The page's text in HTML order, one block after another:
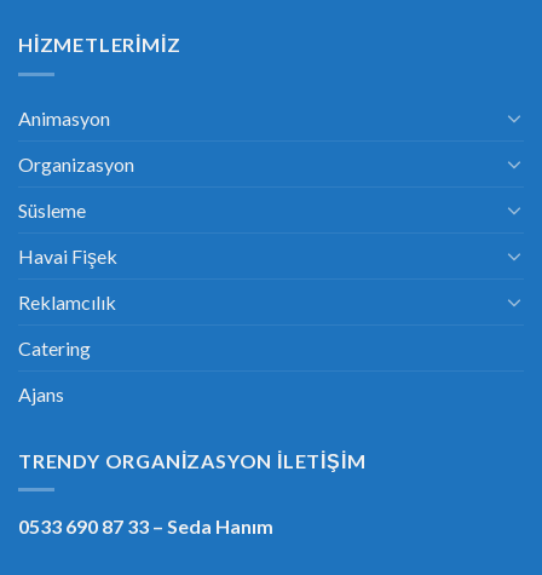
HIZMETLERIMIZ
Animasyon
Organizasyon
Süsleme
Havai Fişek
Reklamcılık
Catering
Ajans
TRENDY ORGANIZASYON İLETIŞIM
0533 690 87 33 – Seda Hanım